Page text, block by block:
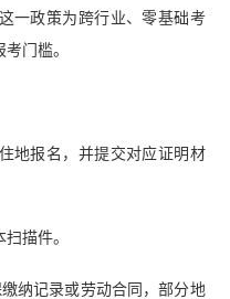
一政策为跨行业、零基础考
门槛。
地报名，并提交对应证明材
描件。
纳记录或劳动合同，部分地